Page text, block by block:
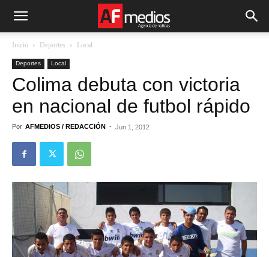
Inicio Deportes Local
Deportes Local
Colima debuta con victoria
en nacional de futbol rápido
Por AFMEDIOS / REDACCIÓN - Jun 1, 2012